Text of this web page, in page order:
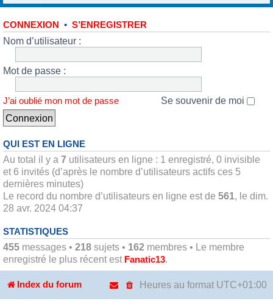
CONNEXION • S’ENREGISTRER
Nom d’utilisateur :
Mot de passe :
J’ai oublié mon mot de passe Se souvenir de moi
QUI EST EN LIGNE
Au total il y a 7 utilisateurs en ligne : 1 enregistré, 0 invisible
et 6 invités (d’après le nombre d’utilisateurs actifs ces 5
dernières minutes)
Le record du nombre d’utilisateurs en ligne est de 561, le dim.
28 avr. 2024 04:37
STATISTIQUES
455 messages • 218 sujets • 162 membres • Le membre
enregistré le plus récent est Fanatic13.
Index du forum Heures au format UTC+01:00